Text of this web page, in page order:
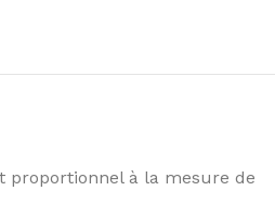
proportionnel à la mesure de